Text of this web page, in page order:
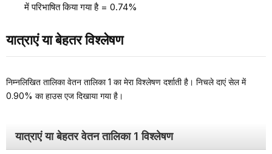
में परिभाषित किया गया है = 0.74%
यात्राएं या बेहतर विश्लेषण
निम्नलिखित तालिका वेतन तालिका 1 का मेरा विश्लेषण दर्शाती है। निचले दाएं सेल में
0.90% का हाउस एज दिखाया गया है।
यात्राएं या बेहतर वेतन तालिका 1 विश्लेषण